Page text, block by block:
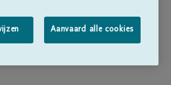
Aanvaard alle cookies